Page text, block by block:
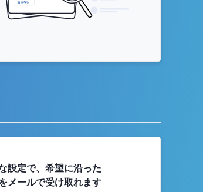
設定で、希望に沿った
メールで受け取れます